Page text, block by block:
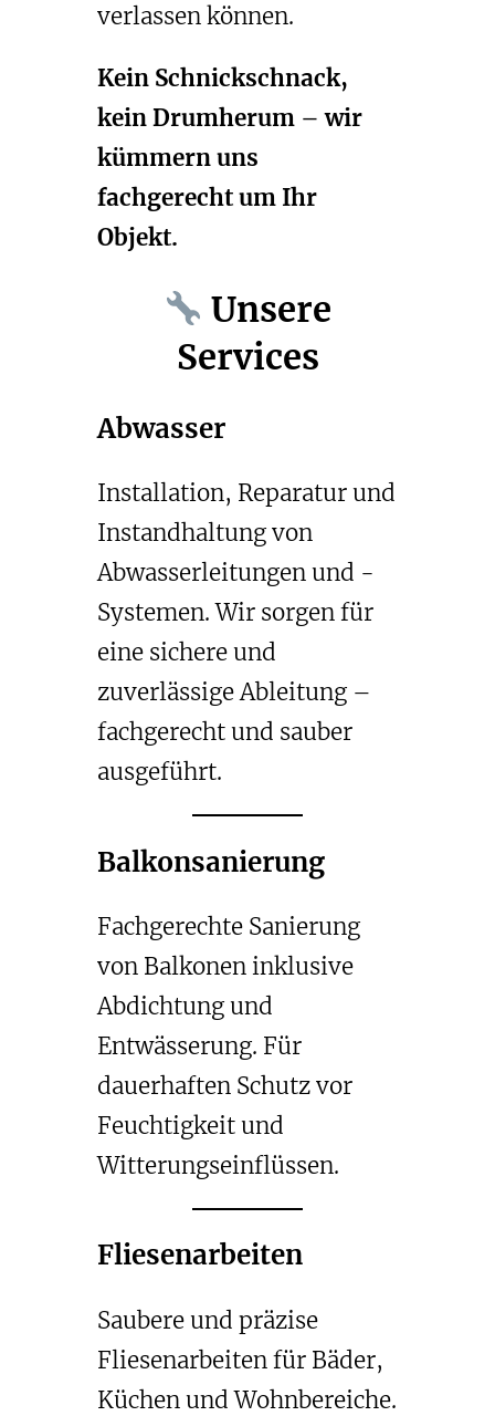
verlassen können.
Kein Schnickschnack,
kein Drumherum – wir
kümmern uns
fachgerecht um Ihr
Objekt.
Unsere
Services
Abwasser
Installation, Reparatur und
Instandhaltung von
Abwasserleitungen und -
Systemen. Wir sorgen für
eine sichere und
zuverlässige Ableitung –
fachgerecht und sauber
ausgeführt.
Balkonsanierung
Fachgerechte Sanierung
von Balkonen inklusive
Abdichtung und
Entwässerung. Für
dauerhaften Schutz vor
Feuchtigkeit und
Witterungseinflüssen.
Fliesenarbeiten
Saubere und präzise
Fliesenarbeiten für Bäder,
Küchen und Wohnbereiche.